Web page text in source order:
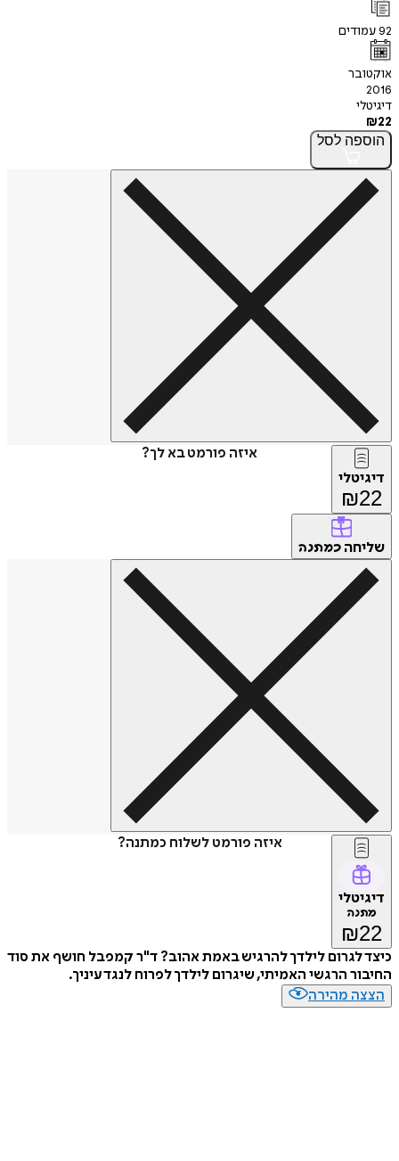
92עמודים
אוקטובר
2016
דיגיטלי
₪22
הוספה לסל
איזה פורמט בא לך?
דיגיטלי
₪22
שליחה כמתנה
איזה פורמט לשלוח כמתנה?
דיגיטלי
מתנה
₪22
כיצד לגרום לילדך להרגיש באמת אהוב? ד"ר קמפבל חושף את סוד
החיבור הרגשי האמיתי, שיגרום לילדך לפרוח לנגד עיניך.
הצצה מהירה